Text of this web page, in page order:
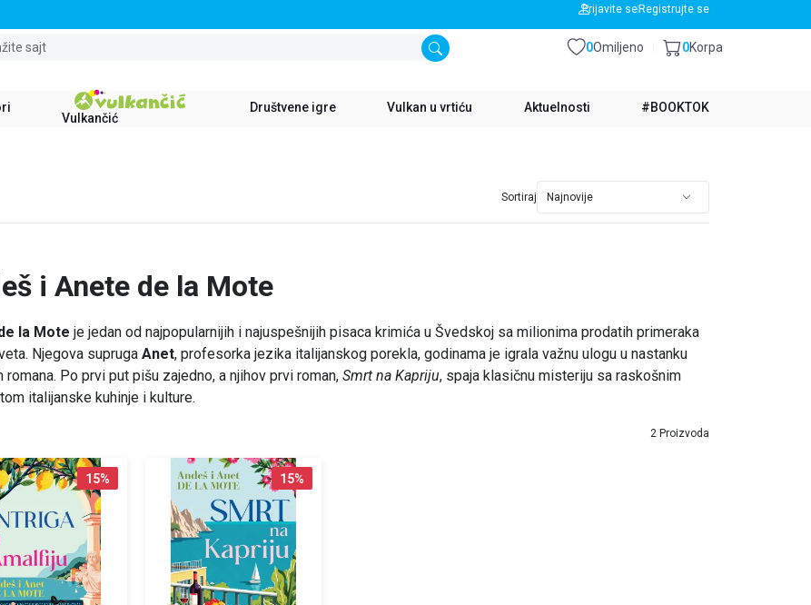
BESPLATNA DOSTAVA ZA IZNOS PREKO 3500 RSD
Prijavite se Registrujte se
sajt Omiljeno
0 Korpa
0
Vulkančić
Društvene igre Vulkan u vrtiću Aktuelnosti #BOOKTOK
Sortiraj
i Anete de la Mote
la Mote je jedan od najpopularnijih i najuspešnijih pisaca krimića u Švedskoj sa milionima prodatih primeraka
Njegova supruga Anet, profesorka jezika italijanskog porekla, godinama je igrala važnu ulogu u nastanku
romana. Po prvi put pišu zajedno, a njihov prvi roman, Smrt na Kapriju, spaja klasičnu misteriju sa raskošnim
italijanske kuhinje i kulture.
2 Proizvoda
15% 15%